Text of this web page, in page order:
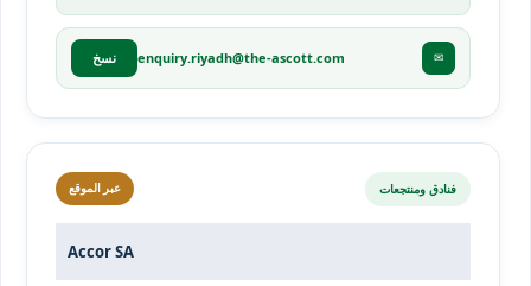
✉
enquiry.riyadh@the-ascott.com نسخ
فنادق ومنتجعات عبر الموقع
Accor SA